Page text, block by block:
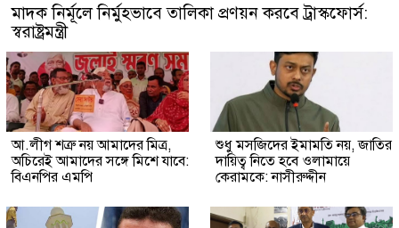
মাদক নির্মূলে নির্মুহভাবে তালিকা প্রণয়ন করবে ট্রাস্কফোর্স:
স্বরাষ্ট্রমন্ত্রী
আ.লীগ শত্রু নয় আমাদের মিত্র,
অচিরেই আমাদের সঙ্গে মিশে যাবে:
বিএনপির এমপি
শুধু মসজিদের ইমামতি নয়, জাতির
দায়িত্ব নিতে হবে ওলামায়ে
কেরামকে: নাসীরুদ্দীন